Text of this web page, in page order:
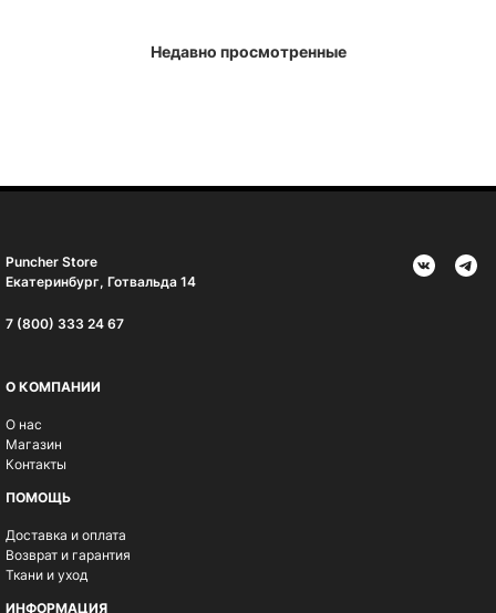
Недавно просмотренные
Puncher Store
Екатеринбург, Готвальда 14
7 (800) 333 24 67
О КОМПАНИИ
О нас
Магазин
Контакты
ПОМОЩЬ
Доставка и оплата
Возврат и гарантия
Ткани и уход
ИНФОРМАЦИЯ